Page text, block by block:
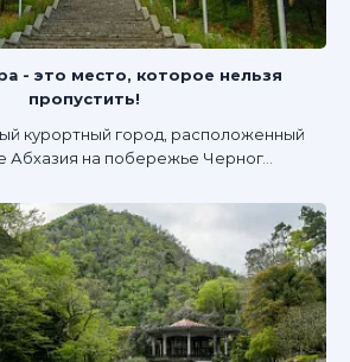
- это место, которое нельзя
пропустить!
курортный город, расположенный
Абхазия на побережье Черног...